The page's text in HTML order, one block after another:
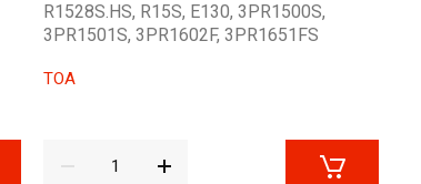
R1528S.HS, R15S, E130, 3PR1500S,
3PR1501S, 3PR1602F, 3PR1651FS
TOA